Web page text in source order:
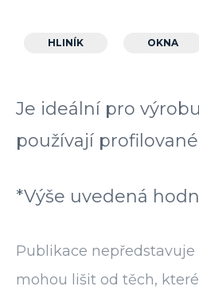
HLINÍK OKNA
Je ideální pro
používají
*Výše uvedená
Publikace
mohou lišit od těch,